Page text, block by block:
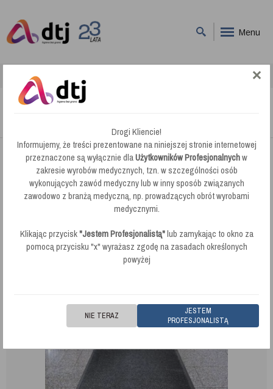
Menu
Firma DTJ oferuje ochronnematy antypoślizgowe. Wykonane ze
specjalnej gumy zapewniają bezpieczeństwo, dzięki czemu nie
będą się Państwo musieli martwić o klientów i pracowników sklepu
lub biura, a przy tym zachowają Państwo podłogi w idealnym
zewnątrz jak i wewnątrz.
Drogi Kliencie!
Informujemy, że treści prezentowane na niniejszej stronie internetowej
przeznaczone są wyłącznie dlaUżytkowników Profesjonalnychw
zakresie wyrobów medycznych, tzn. w szczególności osób
wykonujących zawód medyczny lub w inny sposób związanych
zawodowo z branżą medyczną, np. prowadzących obrót wyrobami
medycznymi.
Klikając przycisk"Jestem Profesjonalistą"lub zamykając to okno za
pomocą przycisku "x" wyrażasz zgodę na zasadach określonych
powyżej
JESTEM
PROFESJONALISTĄ
NIE TERAZ